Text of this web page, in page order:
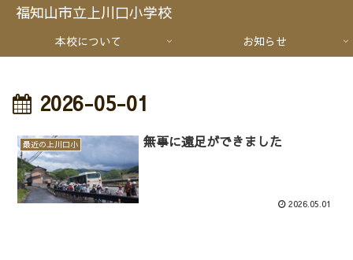
福知山市立上川口小学校
本校について お知らせ
2026-05-01
最近の上川口小 無事に遠足ができました
2026.05.01